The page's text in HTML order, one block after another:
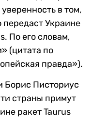
в том,
передаст Украине
По его словам,
(цитата по
правда»).
Борис Писториус
страны примут
ракет Taurus